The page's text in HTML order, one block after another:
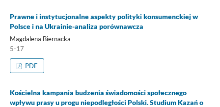
Prawne i instytucjonalne aspekty polityki konsumenckiej w
Polsce i na Ukrainie-analiza porównawcza
Magdalena Biernacka
5-17
PDF
Kościelna kampania budzenia świadomości społecznego
wpływu prasy u progu niepodległości Polski. Studium Kazań o